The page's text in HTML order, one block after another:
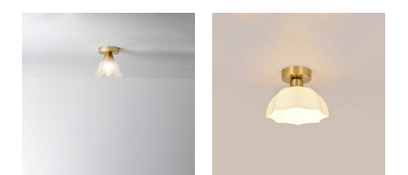
120 V 20,32 cm
esmerilado - Color Nuez